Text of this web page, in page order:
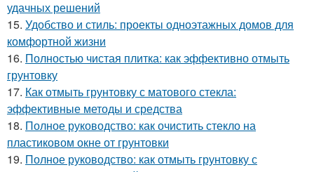
удачных решений
15. Удобство и стиль: проекты одноэтажных домов для
комфортной жизни
16. Полностью чистая плитка: как эффективно отмыть
грунтовку
17. Как отмыть грунтовку с матового стекла:
эффективные методы и средства
18. Полное руководство: как очистить стекло на
пластиковом окне от грунтовки
19. Полное руководство: как отмыть грунтовку с